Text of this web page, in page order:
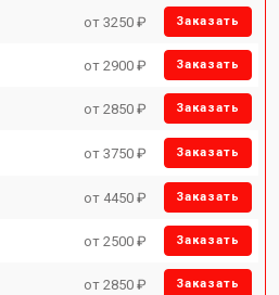
от 3250 ₽ Заказать
от 2900 ₽ Заказать
от 2850 ₽ Заказать
от 3750 ₽ Заказать
от 4450 ₽ Заказать
от 2500 ₽ Заказать
от 2850 ₽ Заказать